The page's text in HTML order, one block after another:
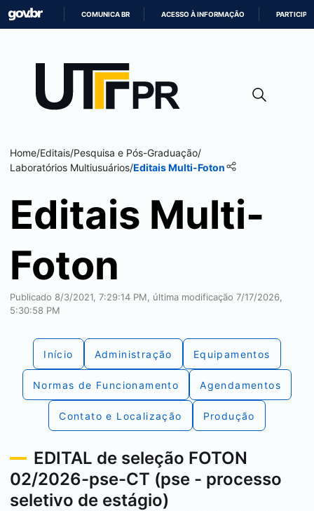
CONTEÚDO
COMUNICA BR ACESSO À INFORMAÇÃO PARTICIPE
Home/Editais/Pesquisa e Pós-Graduação/
Laboratórios Multiusuários/Editais Multi-Foton
Editais Multi-
Foton
Publicado 8/3/2021, 7:29:14 PM, última modificação 7/17/2026,
5:30:58 PM
Início Administração Equipamentos
Normas de Funcionamento Agendamentos
Contato e Localização Produção
EDITAL de seleção FOTON
02/2026-pse-CT (pse - processo
seletivo de estágio)